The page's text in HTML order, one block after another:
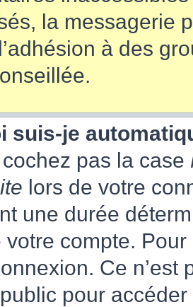
la messagerie
à des
suis-je
pas la case
lors de votre
une durée
votre compte.
Ce
pour